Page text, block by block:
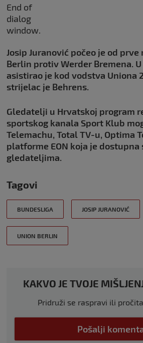
End of
dialog
window.
Josip Juranović počeo je od
Berlin protiv Werder Bremena.
asistirao je kod vodstva Uniona
strijelac je Behrens.
Gledatelji u Hrvatskoj program
sportskog kanala Sport Klub
Telemachu, Total TV-u, Optima
platforme EON koja je dostupna
gledateljima.
Tagovi
BUNDESLIGA JOSIP JURANOVIĆ
UNION BERLIN
KAKVO JE TVOJE
Pridruži se raspravi ili
Pošalji